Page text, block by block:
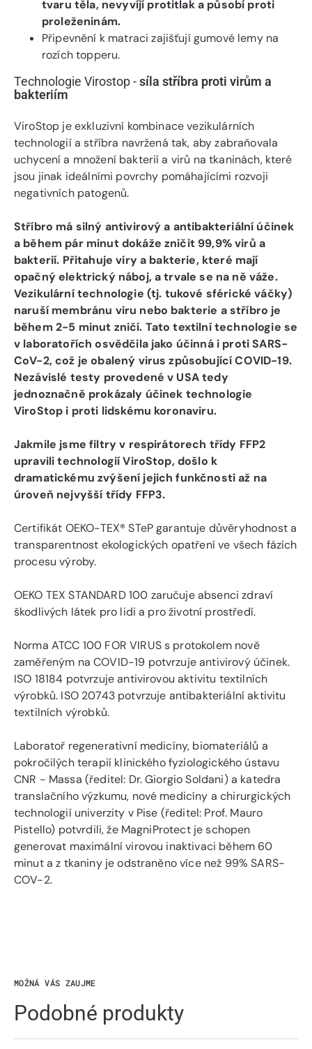
tvaru těla, nevyvíjí protitlak a působí proti
proleženinám.
Připevnění k matraci zajišťují gumové lemy na
rozích topperu.
Technologie Virostop -síla stříbra proti virům a
bakteriím
ViroStop je exkluzivní kombinace vezikulárních
technologií a stříbra navržená tak, aby zabraňovala
uchycení a množení bakterií a virů na tkaninách, které
jsou jinak ideálními povrchy pomáhajícími rozvoji
negativních patogenů.
Stříbro má silný antivirový a antibakteriální účinek
a během pár minut dokáže zničit 99,9% virů a
bakterií. Přitahuje viry a bakterie, které mají
opačný elektrický náboj, a trvale se na ně váže.
Vezikulární technologie (tj. tukové sférické váčky)
naruší membránu viru nebo bakterie a stříbro je
během 2-5 minut zničí. Tato textilní technologie se
v laboratořích osvědčila jako účinná i proti SARS-
CoV-2, což je obalený virus způsobující COVID-19.
Nezávislé testy provedené v USA tedy
jednoznačně prokázaly účinek technologie
ViroStop i proti lidskému koronaviru.
Jakmile jsme filtry v respirátorech třídy FFP2
upravili technologií ViroStop, došlo k
dramatickému zvýšení jejich funkčnosti až na
úroveň nejvyšší třídy FFP3.
Certifikát OEKO-TEX® STeP garantuje důvěryhodnost a
transparentnost ekologických opatření ve všech fázích
procesu výroby.
OEKO TEX STANDARD 100 zaručuje absenci zdraví
škodlivých látek pro lidi a pro životní prostředí.
Norma ATCC 100 FOR VIRUS s protokolem nově
zaměřeným na COVID-19 potvrzuje antivirový účinek.
ISO 18184 potvrzuje antivirovou aktivitu textilních
výrobků. ISO 20743 potvrzuje antibakteriální aktivitu
textilních výrobků.
Laboratoř regenerativní medicíny, biomateriálů a
pokročilých terapií klinického fyziologického ústavu
CNR - Massa (ředitel: Dr. Giorgio Soldani) a katedra
translačního výzkumu, nové medicíny a chirurgických
technologií univerzity v Pise (ředitel: Prof. Mauro
Pistello) potvrdili, že MagniProtect je schopen
generovat maximální virovou inaktivaci během 60
minut a z tkaniny je odstraněno více než 99% SARS-
COV-2.
MOŽNÁ VÁS ZAUJME
Podobné produkty